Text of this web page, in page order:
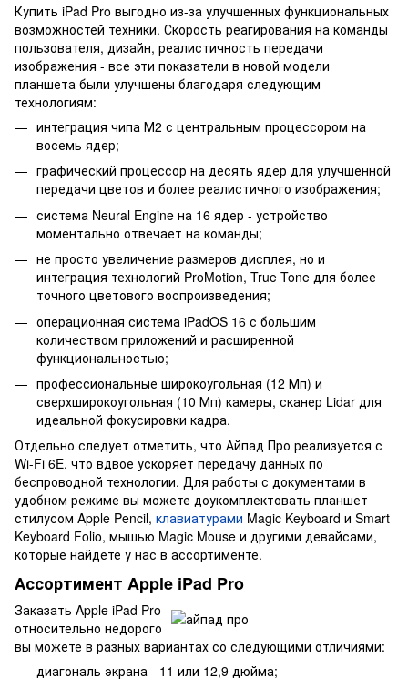
Купить iPad Pro выгодно из-за улучшенных функциональных
возможностей техники. Скорость реагирования на команды
пользователя, дизайн, реалистичность передачи
изображения - все эти показатели в новой модели
планшета были улучшены благодаря следующим
технологиям:
интеграция чипа М2 с центральным процессором на
восемь ядер;
графический процессор на десять ядер для улучшенной
передачи цветов и более реалистичного изображения;
система Neural Engine на 16 ядер - устройство
моментально отвечает на команды;
не просто увеличение размеров дисплея, но и
интеграция технологий ProMotion, True Tone для более
точного цветового воспроизведения;
операционная система iPadOS 16 с большим
количеством приложений и расширенной
функциональностью;
профессиональные широкоугольная (12 Мп) и
сверхширокоугольная (10 Мп) камеры, сканер Lidar для
идеальной фокусировки кадра.
Отдельно следует отметить, что Айпад Про реализуется с
Wi-Fi 6E, что вдвое ускоряет передачу данных по
беспроводной технологии. Для работы с документами в
удобном режиме вы можете доукомплектовать планшет
стилусом Apple Pencil, клавиатурами Magic Keyboard и Smart
Keyboard Folio, мышью Magic Mouse и другими девайсами,
которые найдете у нас в ассортименте.
Ассортимент Apple iPad Pro
Заказать Apple iPad Pro
относительно недорого
вы можете в разных вариантах со следующими отличиями:
диагональ экрана - 11 или 12,9 дюйма;